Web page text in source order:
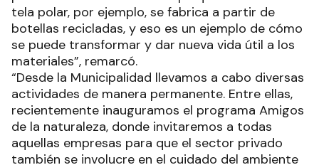
tela polar, por ejemplo, se fabrica a partir de
botellas recicladas, y eso es un ejemplo de cómo
se puede transformar y dar nueva vida útil a los
materiales”, remarcó.
“Desde la Municipalidad llevamos a cabo diversas
actividades de manera permanente. Entre ellas,
recientemente inauguramos el programa Amigos
de la naturaleza, donde invitaremos a todas
aquellas empresas para que el sector privado
también se involucre en el cuidado del ambiente